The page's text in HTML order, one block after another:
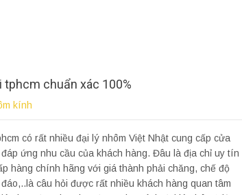
chuẩn xác 100%
kính
có rất nhiều đại lý nhôm Việt Nhật cung cấp cửa
ứng nhu cầu của khách hàng. Đâu là địa chỉ uy tín
hàng chính hãng với giá thành phải chăng, chế độ
câu hỏi được rất nhiều khách hàng quan tâm